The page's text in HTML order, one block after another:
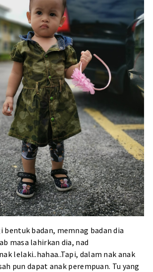
bentuk badan, memnag badan dia
masa lahirkan dia, nad
lelaki..hahaa..Tapi, dalam nak anak
pun dapat anak perempuan. Tu yang